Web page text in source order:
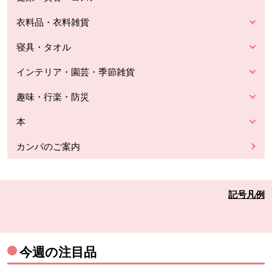
衣料品・衣料雑貨
寝具・タオル
インテリア・園芸・季節雑貨
趣味・行楽・防災
本
カンパのご案内
記号凡例
今週の注目品